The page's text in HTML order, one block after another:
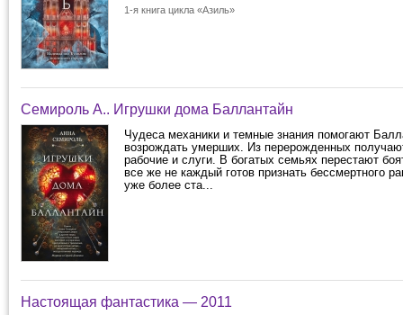
1-я книга цикла «Азиль»
Семироль А.. Игрушки дома Баллантайн
Чудеса механики и темные знания помогают
возрождать умерших. Из перерожденных
рабочие и слуги. В богатых семьях перестают
все же не каждый готов признать бессмертного
уже более ста...
Настоящая фантастика — 2011